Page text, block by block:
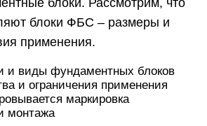
блоки ФБС – размеры и
применения.
и виды фундаментных блоков
и ограничения применения
маркировка
монтажа